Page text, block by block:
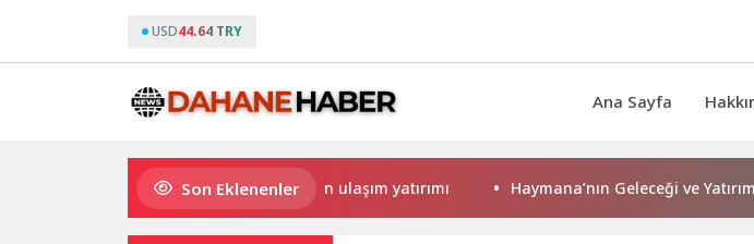
USD44.64 TRY
Ana Sayfa
Son Eklenenler
Büyükşehir’den Darıca’ya modern ulaşım yatırımı Haymana’nın Geleceği ve Yatırım